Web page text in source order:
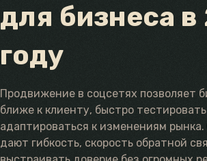
для бизнеса
году
Продвижение в соцсетях позволяет
ближе к клиенту, быстро
адаптироваться к изменениям
дают гибкость, скорость обратной